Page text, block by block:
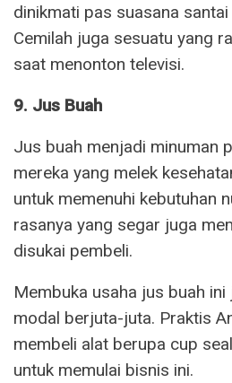
dinikmati pas suasana
Cemilah juga sesuatu yang
saat menonton televisi.
9. Jus Buah
Jus buah menjadi minuman
mereka yang melek
untuk memenuhi kebutuhan
rasanya yang segar juga
disukai pembeli.
Membuka usaha jus buah
modal berjuta-juta. Praktis
membeli alat berupa cup
untuk memulai bisnis ini.